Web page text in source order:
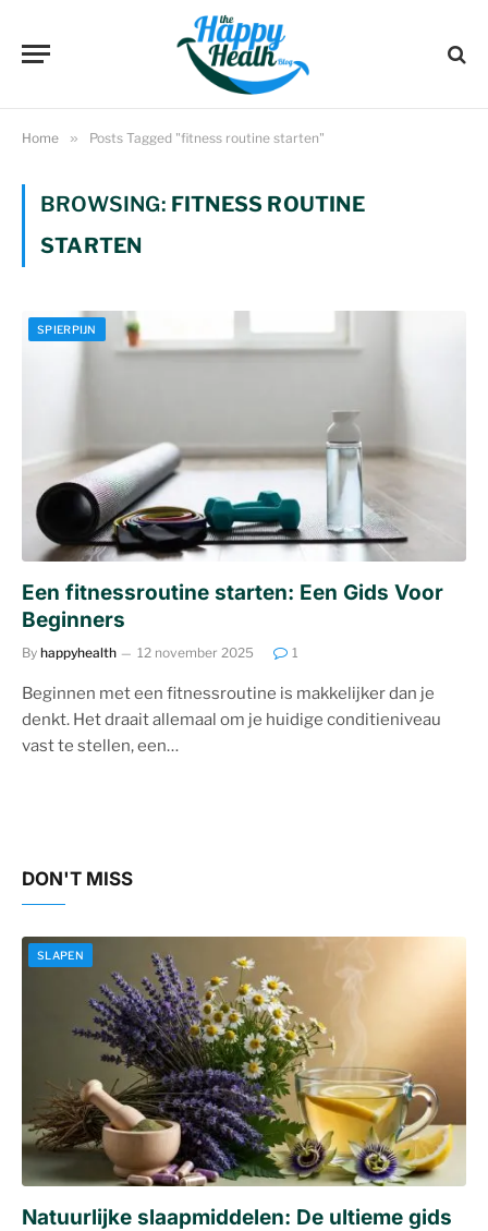
Home » Posts Tagged "fitness routine starten"
BROWSING: FITNESS ROUTINE
STARTEN
SPIERPIJN
Een fitnessroutine starten: Een Gids Voor
Beginners
By happyhealth 12 november 2025 1
Beginnen met een fitnessroutine is makkelijker dan je
denkt. Het draait allemaal om je huidige conditieniveau
vast te stellen, een…
DON'T MISS
SLAPEN
Natuurlijke slaapmiddelen: De ultieme gids